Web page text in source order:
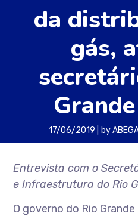
da
gás,
17/06/2019 by
Entrevista com o
e Infraestrutura do Rio
O governo do Rio